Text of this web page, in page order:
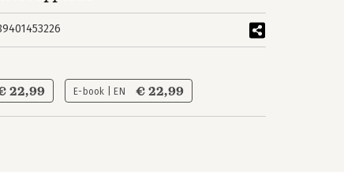
22,99 E-book | EN € 22,99